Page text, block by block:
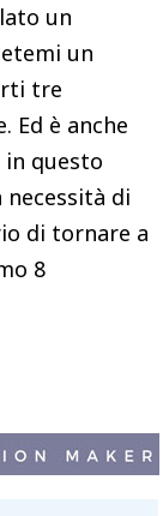
un
un
tre
Ed è anche
in questo
necessità di
di tornare a
8